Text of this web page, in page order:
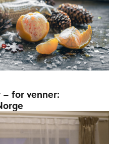
for venner: